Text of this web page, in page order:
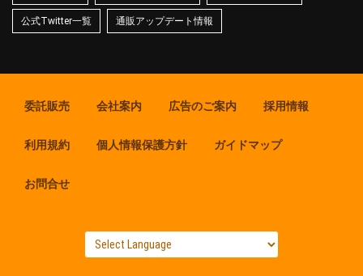
公式Twitter一覧 通販アップデート情報
委託販売 会社案内 広告のご案内 採用情報
利用規約 個人情報保護方針 ガイドマップ
お問合せ